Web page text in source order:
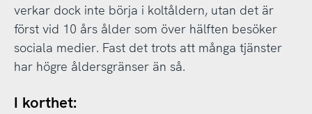
verkar dock inte börja i koltåldern, utan det är
först vid 10 års ålder som över hälften besöker
sociala medier. Fast det trots att många tjänster
har högre åldersgränser än så.
I korthet: